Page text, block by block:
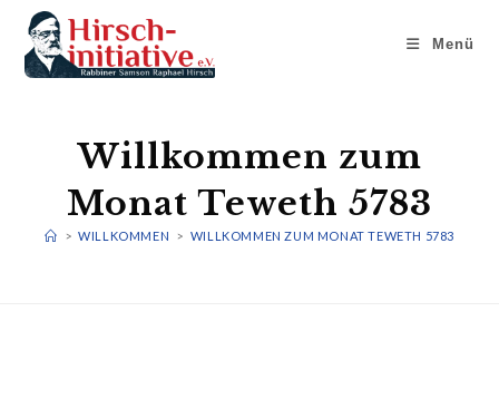
Menü
Willkommen zum
Monat Teweth 5783
> WILLKOMMEN > WILLKOMMEN ZUM MONAT TEWETH 5783